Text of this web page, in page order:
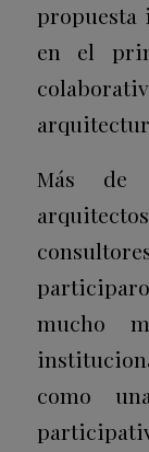
propuesta
en el
Más de
mucho
como